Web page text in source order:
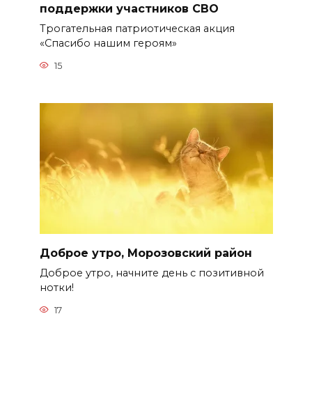
поддержки участников СВО
Трогательная патриотическая акция
«Спасибо нашим героям»
15
Доброе утро, Морозовский район
Доброе утро, начните день с позитивной
нотки!
17